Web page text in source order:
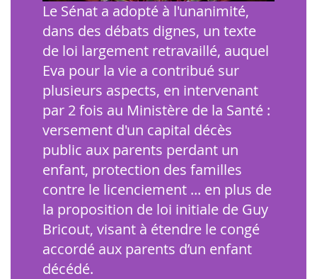
Le Sénat a adopté à l'unanimité,
dans des débats dignes, un texte
de loi largement retravaillé, auquel
Eva pour la vie a contribué sur
plusieurs aspects, en intervenant
par 2 fois au Ministère de la Santé :
versement d'un capital décès
public aux parents perdant un
enfant, protection des familles
contre le licenciement ... en plus de
la proposition de loi initiale de Guy
Bricout, visant à étendre le congé
accordé aux parents d’un enfant
décédé.